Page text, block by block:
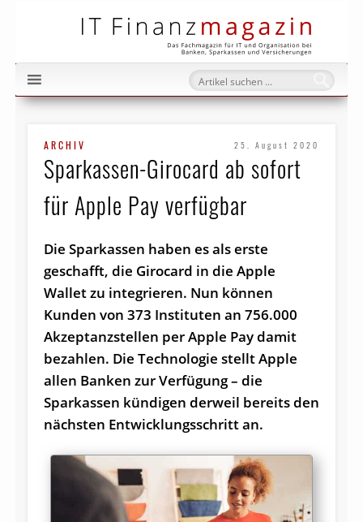
ARCHIV 25. August 2020
Sparkassen-Girocard ab sofort
für Apple Pay verfügbar
Die Sparkassen haben es als erste
geschafft, die Girocard in die Apple
Wallet zu integrieren. Nun können
Kunden von 373 Instituten an 756.000
Akzeptanzstellen per Apple Pay damit
bezahlen. Die Technologie stellt Apple
allen Banken zur Verfügung – die
Sparkassen kündigen derweil bereits den
nächsten Entwicklungsschritt an.